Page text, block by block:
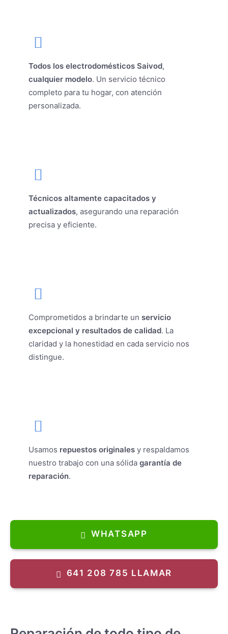
Todos los electrodomésticos Saivod,
cualquier modelo. Un servicio técnico
completo para tu hogar, con atención
personalizada.
Técnicos altamente capacitados y
actualizados, asegurando una reparación
precisa y eficiente.
Comprometidos a brindarte un servicio
excepcional y resultados de calidad. La
claridad y la honestidad en cada servicio nos
distingue.
Usamos repuestos originales y respaldamos
nuestro trabajo con una sólida garantía de
reparación.
WHATSAPP
641 208 785 LLAMAR